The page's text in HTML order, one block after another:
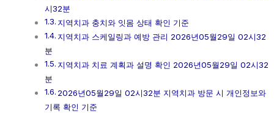
시32분
지역치과 충치와 잇몸 상태 확인 기준
지역치과 스케일링과 예방 관리 2026년05월29일 02시32
분
지역치과 치료 계획과 설명 확인 2026년05월29일 02시32
분
2026년05월29일 02시32분 지역치과 방문 시 개인정보와
기록 확인 기준